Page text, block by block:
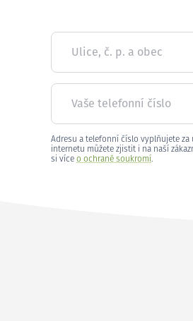
Ulice, č. p. a obec
Vaše telefonní číslo
Adresu a telefonní číslo vyplňujete
internetu můžete zjistit i na naší
si více o ochraně soukromí.